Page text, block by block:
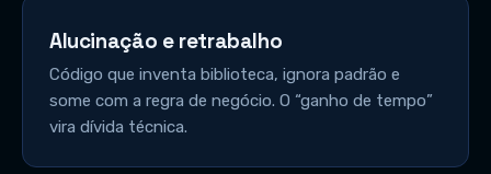
Alucinação e retrabalho
Código que inventa biblioteca, ignora padrão e
some com a regra de negócio. O “ganho de tempo”
vira dívida técnica.